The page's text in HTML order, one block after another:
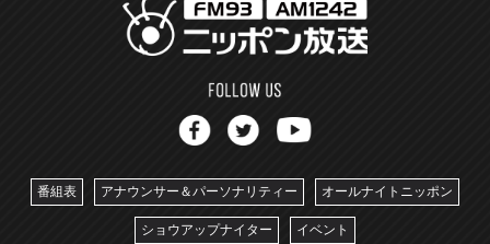
番組表 アナウンサー＆パーソナリティー オールナイトニッポン
ショウアップナイター イベント